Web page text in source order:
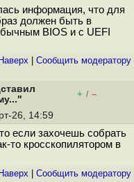
информация, что для
должен быть в
BIOS и с UEFI
Наверх Cообщить модератору
+ / –
26, 14:59
если захочешь собрать
то кросскопилятором в
Наверх Cообщить модератору